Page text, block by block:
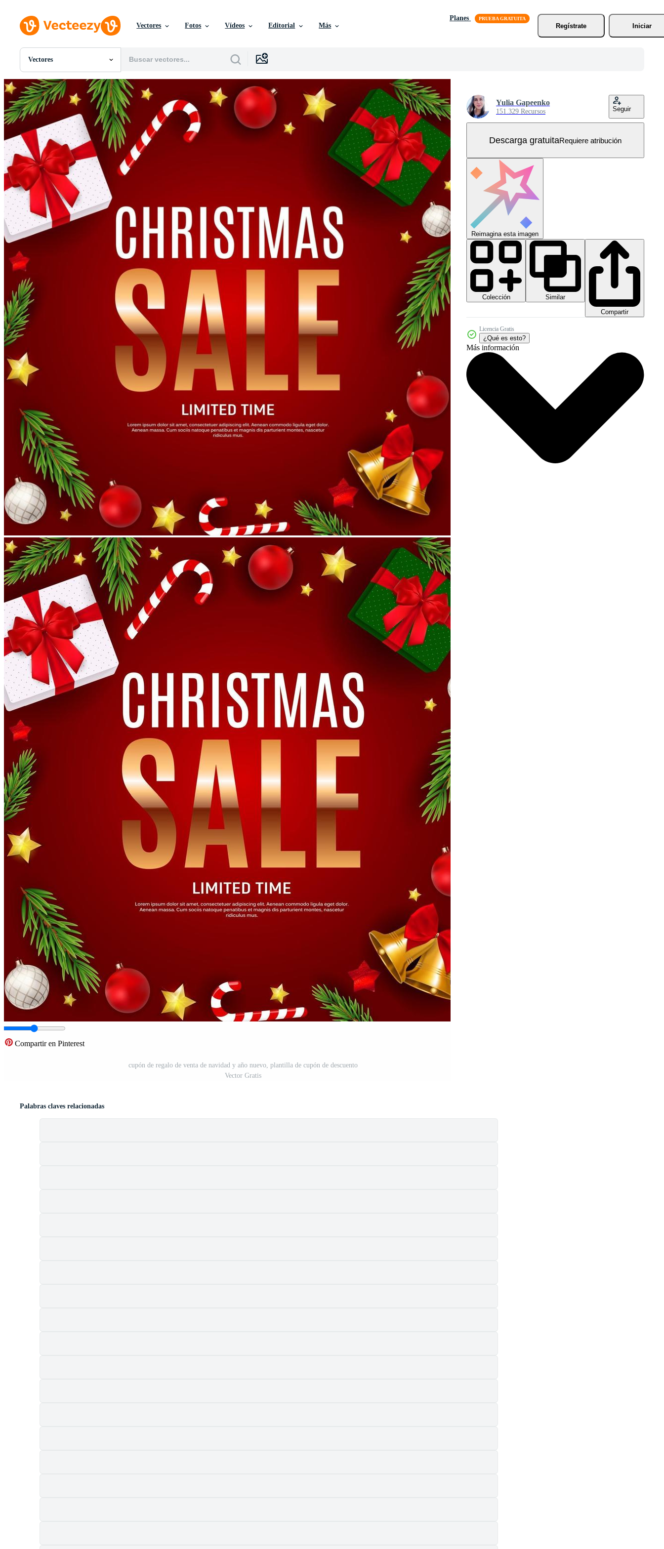
Vectores Fotos Vídeos Editorial Más
Planes
Regístrate
Iniciar
Vectores
Todas Imágenes
Fotos
PNGs
PSDs
SVGs
Plantillas
Vectores
Videos
Gráficos en Movimiento
Imágenes Editoriales
Eventos Editoriales
Compartir en Pinterest
cupón de regalo de venta de navidad y año nuevo, plantilla de cupón de descuento
Vector Gratis
Yulia Gapeenko
151.329 Recursos Seguir
Descarga gratuitaRequiere atribución
Reimagina esta imagen
Colección
Similar
Compartir
Licencia Gratis
¿Qué es esto?
Más información
Palabras claves relacionadas